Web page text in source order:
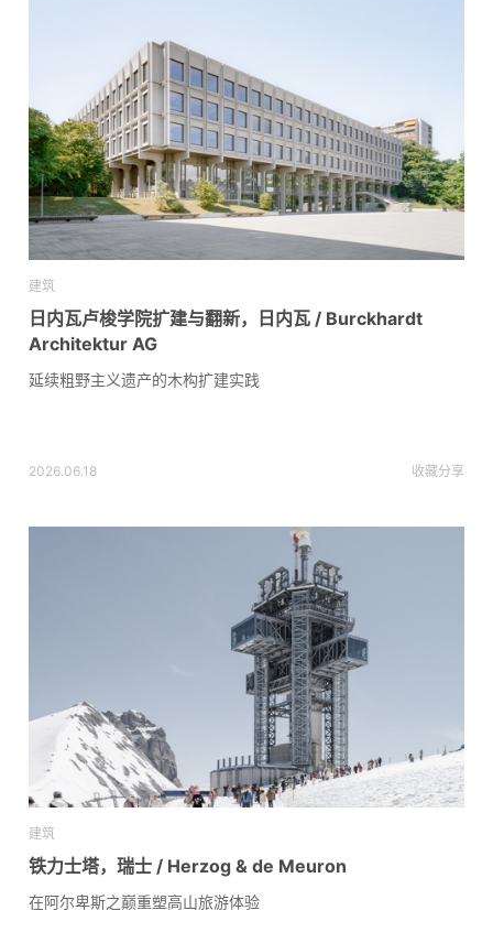
建筑
日内瓦卢梭学院扩建与翻新，日内瓦 / Burckhardt
Architektur AG
延续粗野主义遗产的木构扩建实践
2026.06.18 收藏分享
建筑
铁力士塔，瑞士 / Herzog & de Meuron
在阿尔卑斯之巅重塑高山旅游体验